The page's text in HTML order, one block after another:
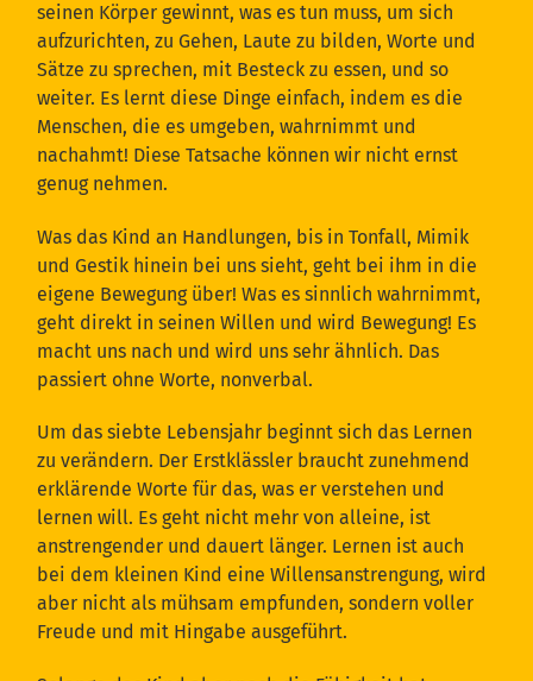
seinen Körper gewinnt, was es tun muss, um sich
aufzurichten, zu Gehen, Laute zu bilden, Worte und
Sätze zu sprechen, mit Besteck zu essen, und so
weiter. Es lernt diese Dinge einfach, indem es die
Menschen, die es umgeben, wahrnimmt und
nachahmt! Diese Tatsache können wir nicht ernst
genug nehmen.
Was das Kind an Handlungen, bis in Tonfall, Mimik
und Gestik hinein bei uns sieht, geht bei ihm in die
eigene Bewegung über! Was es sinnlich wahrnimmt,
geht direkt in seinen Willen und wird Bewegung! Es
macht uns nach und wird uns sehr ähnlich. Das
passiert ohne Worte, nonverbal.
Um das siebte Lebensjahr beginnt sich das Lernen
zu verändern. Der Erstklässler braucht zunehmend
erklärende Worte für das, was er verstehen und
lernen will. Es geht nicht mehr von alleine, ist
anstrengender und dauert länger. Lernen ist auch
bei dem kleinen Kind eine Willensanstrengung, wird
aber nicht als mühsam empfunden, sondern voller
Freude und mit Hingabe ausgeführt.